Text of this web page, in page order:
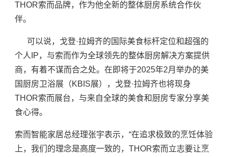
THOR索而品牌，作为他全新的整体厨房系统合作伙
伴。
可以说，戈登·拉姆齐的国际美食标杆定位和超强的
个人IP，与索而作为全球领先的整体厨房解决方案提供
商，有着不谋而合之处。在即将于2025年2月举办的美
国厨房卫浴展（KBIS展），戈登·拉姆齐也将现身
THOR索而展台，与来自全球的美食和厨房专家分享美
食心得。
索而智能家居总经理张宇表示，“在追求极致的烹饪体验
上，我们的理念是高度一致的，THOR索而立志要让烹